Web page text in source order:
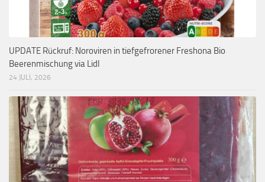
UPDATE Rückruf: Noroviren in tiefgefrorener Freshona Bio
Beerenmischung via Lidl
24 JULI, 2026